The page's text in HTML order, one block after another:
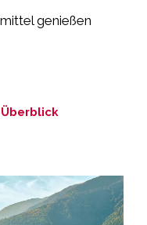
genießen